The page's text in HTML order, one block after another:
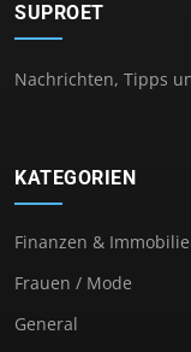
SUPROET
Nachrichten, Tipps
KATEGORIEN
Finanzen &
Frauen / Mode
General